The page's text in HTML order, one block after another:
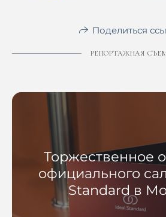
Поделиться
РЕПОРТАЖНАЯ
Торжественное
официального
Standard в